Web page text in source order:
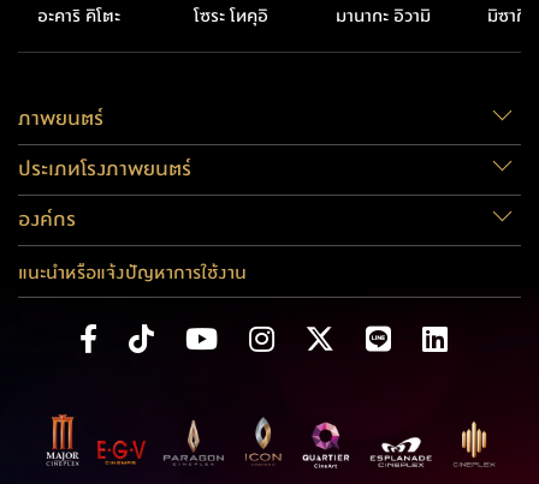
อะคาริ คิโตะ โซระ โทคุอิ มานากะ อิวามิ มิซากิ
ภาพยนตร์
ประเภทโรงภาพยนตร์
องค์กร
แนะนำหรือแจ้งปัญหาการใช้งาน